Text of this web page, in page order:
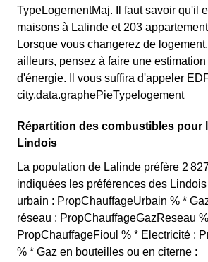
TypeLogementMaj. Il faut savoir qu'il
maisons à Lalinde et 203
Lorsque vous changerez de
ailleurs, pensez à faire une
d'énergie. Il vous suffira d'appeler
city.data.graphePieTypelogement
Répartition des combustibles pour
Lindois
La population de Lalinde préfère 2
indiquées les préférences des
urbain : PropChauffageUrbain % *
réseau : PropChauffageGazReseau
PropChauffageFioul % * Electricité :
% * Gaz en bouteilles ou en citerne :